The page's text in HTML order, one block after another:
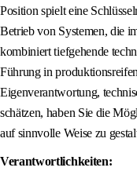
Position spielt eine
Betrieb von Systemen, die
kombiniert tiefgehende
Führung in
Eigenverantwortung,
schätzen, haben Sie die
auf sinnvolle Weise zu
Verantwortlichkeiten: